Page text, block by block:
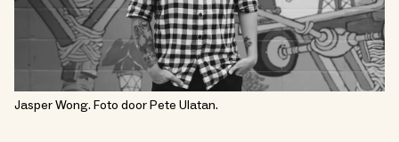
Jasper Wong. Foto door Pete Ulatan.